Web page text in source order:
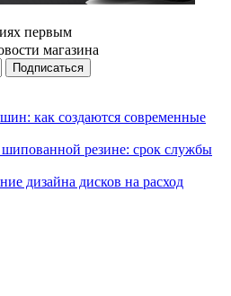
первым
магазина
как создаются современные
шипованной резине: срок службы
дизайна дисков на расход